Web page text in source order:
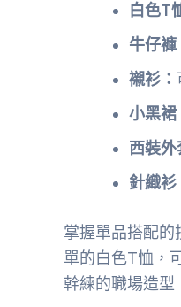
白色T
牛仔褲
襯衫：
小黑裙
西裝外
針織衫
掌握單品搭配
單的白色T恤，
幹練的職場造型